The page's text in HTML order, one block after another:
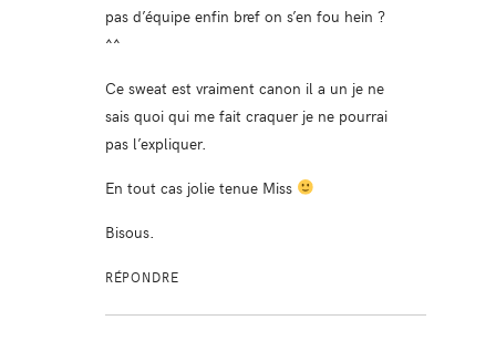
pas d’équipe enfin bref on s’en fou hein ?
^^
Ce sweat est vraiment canon il a un je ne
sais quoi qui me fait craquer je ne pourrai
pas l’expliquer.
En tout cas jolie tenue Miss
Bisous.
RÉPONDRE